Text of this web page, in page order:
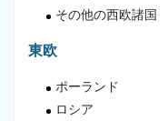
その他の西欧諸国
東欧
ポーランド
ロシア